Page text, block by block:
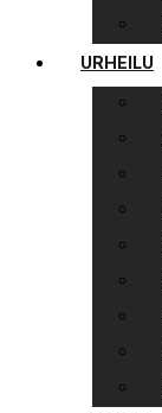
URHEILU